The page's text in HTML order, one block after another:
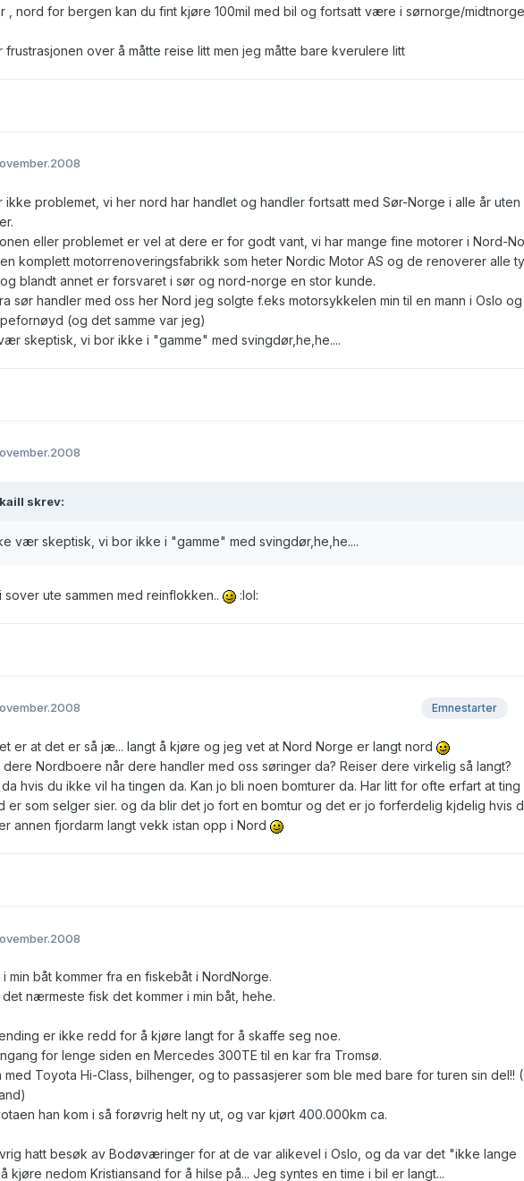
, nord for bergen kan du fint kjøre 100mil med bil og fortsatt være i sørnorge/midtnorge
frustrasjonen over å måtte reise litt men jeg måtte bare kverulere litt
ikke problemet, vi her nord har handlet og handler fortsatt med Sør-Norge i alle år uten
eller problemet er vel at dere er for godt vant, vi har mange fine motorer i Nord-
komplett motorrenoveringsfabrikk som heter Nordic Motor AS og de renoverer alle
blandt annet er forsvaret i sør og nord-norge en stor kunde.
sør handler med oss her Nord jeg solgte f.eks motorsykkelen min til en mann i Oslo og
(og det samme var jeg)
skeptisk, vi bor ikke i "gamme" med svingdør,he,he....
skrev:
vær skeptisk, vi bor ikke i "gamme" med svingdør,he,he....
sover ute sammen med reinflokken.. :lol:
Emnestarter
er at det er så jæ... langt å kjøre og jeg vet at Nord Norge er langt nord
dere Nordboere når dere handler med oss søringer da? Reiser dere virkelig så langt?
hvis du ikke vil ha tingen da. Kan jo bli noen bomturer da. Har litt for ofte erfart at ting
er som selger sier. og da blir det jo fort en bomtur og det er jo forferdelig kjdelig hvis
annen fjordarm langt vekk istan opp i Nord
min båt kommer fra en fiskebåt i NordNorge.
nærmeste fisk det kommer i min båt, hehe.
er ikke redd for å kjøre langt for å skaffe seg noe.
for lenge siden en Mercedes 300TE til en kar fra Tromsø.
med Toyota Hi-Class, bilhenger, og to passasjerer som ble med bare for turen sin del!!
han kom i så forøvrig helt ny ut, og var kjørt 400.000km ca.
hatt besøk av Bodøværinger for at de var alikevel i Oslo, og da var det "ikke lange
kjøre nedom Kristiansand for å hilse på... Jeg syntes en time i bil er langt...